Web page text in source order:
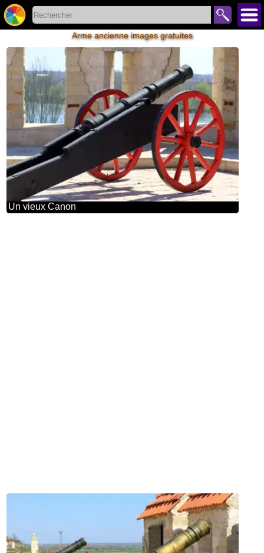
Arme ancienne images gratuites
Un vieux Canon